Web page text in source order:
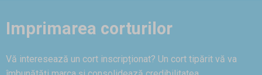
Imprimarea corturilor
Vă interesează un cort inscripționat? Un cort tipărit vă va